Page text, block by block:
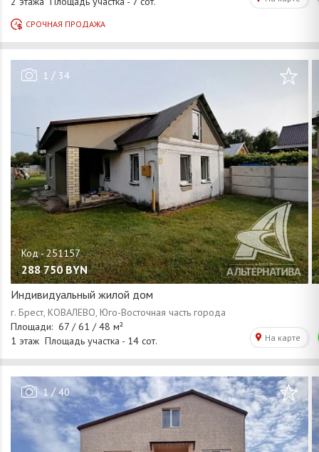
1 / 34
288 750 BYN
Индивидуальный жилой дом
1 / 40